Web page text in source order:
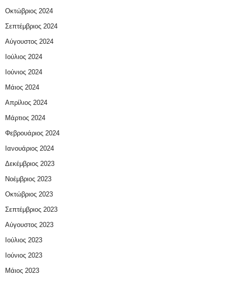
Οκτώβριος 2024
Σεπτέμβριος 2024
Αύγουστος 2024
Ιούλιος 2024
Ιούνιος 2024
Μάιος 2024
Απρίλιος 2024
Μάρτιος 2024
Φεβρουάριος 2024
Ιανουάριος 2024
Δεκέμβριος 2023
Νοέμβριος 2023
Οκτώβριος 2023
Σεπτέμβριος 2023
Αύγουστος 2023
Ιούλιος 2023
Ιούνιος 2023
Μάιος 2023